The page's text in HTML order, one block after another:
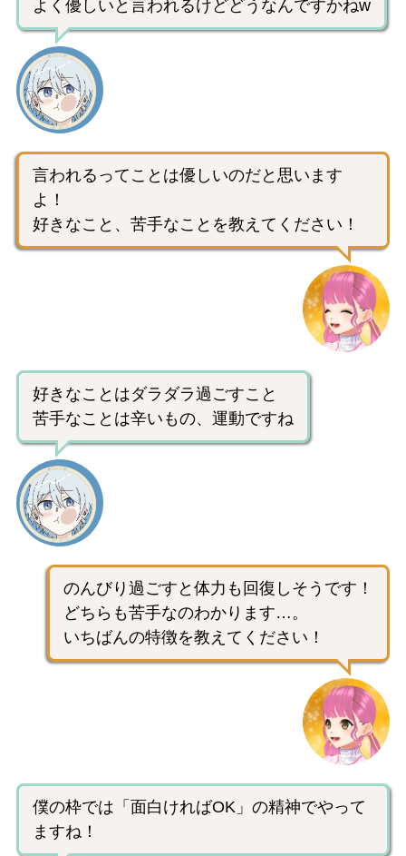
よく優しいと言われるけどどうなんですかねw
言われるってことは優しいのだと思います
よ！
好きなこと、苦手なことを教えてください！
好きなことはダラダラ過ごすこと
苦手なことは辛いもの、運動ですね
のんびり過ごすと体力も回復しそうです！
どちらも苦手なのわかります…。
いちばんの特徴を教えてください！
僕の枠では「面白ければOK」の精神でやって
ますね！